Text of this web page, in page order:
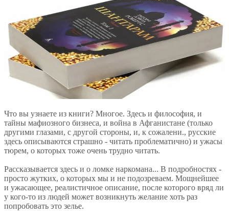
Что вы узнаете из книги? Многое. Здесь и философия, и
тайны мафиозного бизнеса, и война в Афганистане (только
другими глазами, с другой стороны, и, к сожалени., русские
здесь описываются страшно - читать проблематично) и ужасы
тюрем, о которых тоже очень трудно читать.
Рассказывается здесь и о ломке наркомана... В подробностях -
просто жутких, о которых мы и не подозреваем. Мощнейшее
и ужасающее, реалистичное описание, после которого вряд ли
у кого-то из людей может возникнуть желание хоть раз
попробовать это зелье.